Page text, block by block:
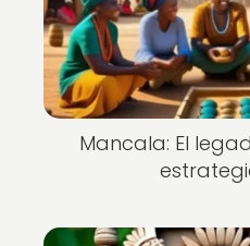
Mancala: El